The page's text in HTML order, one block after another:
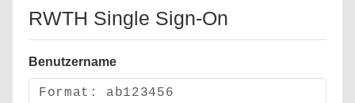
RWTH Single Sign-On
Benutzername